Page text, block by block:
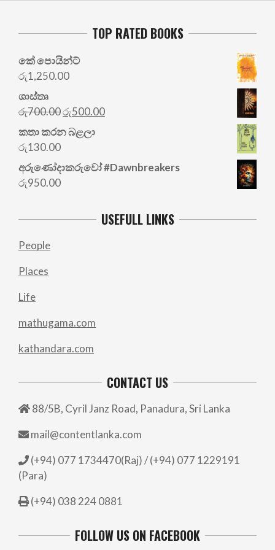
TOP RATED BOOKS
කේ පොයින්ට්
රු1,250.00
ශාස්තෘ
රු700.00Original
price
was:
රු500.00Current
කතා කරන බළලා
රු130.00
අරු‍ණෝදාකරුවෝ #Dawnbreakers
රු950.00
USEFULL LINKS
People
Places
Life
mathugama.com
kathandara.com
CONTACT US
88/5B, Cyril Janz Road, Panadura, Sri Lanka
mail@contentlanka.com
(+94) 077 1734470(Raj) / (+94) 077 1229191
(Para)
(+94) 038 224 0881
FOLLOW US ON FACEBOOK